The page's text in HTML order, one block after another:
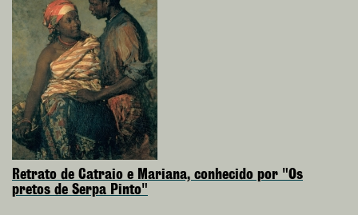
Retrato de Catraio e Mariana, conhecido por "Os
pretos de Serpa Pinto"